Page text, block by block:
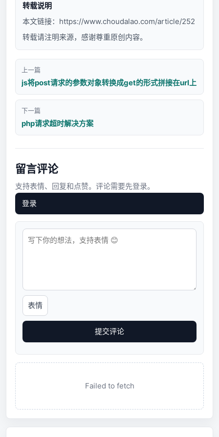
转载说明
本文链接： https://www.choudalao.com/article/252
转载请注明来源，感谢尊重原创内容。
上一篇
js将post请求的参数对象转换成get的形式拼接在url上
下一篇
php请求超时解决方案
留言评论
支持表情、回复和点赞。评论需要先登录。
登录
表情
提交评论
Failed to fetch